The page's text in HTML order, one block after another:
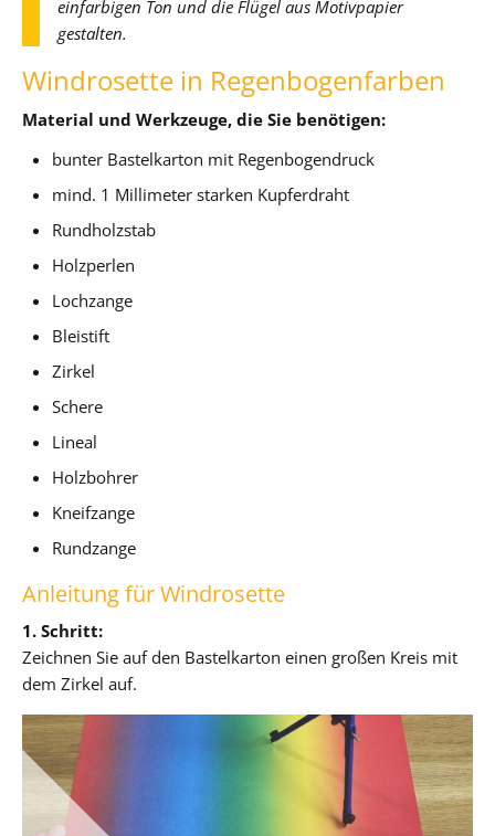
einfarbigen Ton und die Flügel aus Motivpapier
gestalten.
Windrosette in Regenbogenfarben
Material und Werkzeuge, die Sie benötigen:
bunter Bastelkarton mit Regenbogendruck
mind. 1 Millimeter starken Kupferdraht
Rundholzstab
Holzperlen
Lochzange
Bleistift
Zirkel
Schere
Lineal
Holzbohrer
Kneifzange
Rundzange
Anleitung für Windrosette
1. Schritt:
Zeichnen Sie auf den Bastelkarton einen großen Kreis mit
dem Zirkel auf.